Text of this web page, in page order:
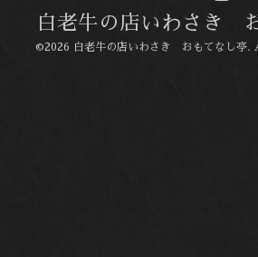
白老牛の店いわさき
©2026 白老牛の店いわさき おもてなし亭.